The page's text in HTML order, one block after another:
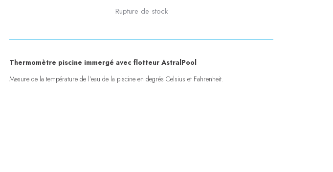
Rupture de stock
Thermomètre piscine immergé avec flotteur AstralPool
Mesure de la température de l’eau de la piscine en degrés Celsius et Fahrenheit.